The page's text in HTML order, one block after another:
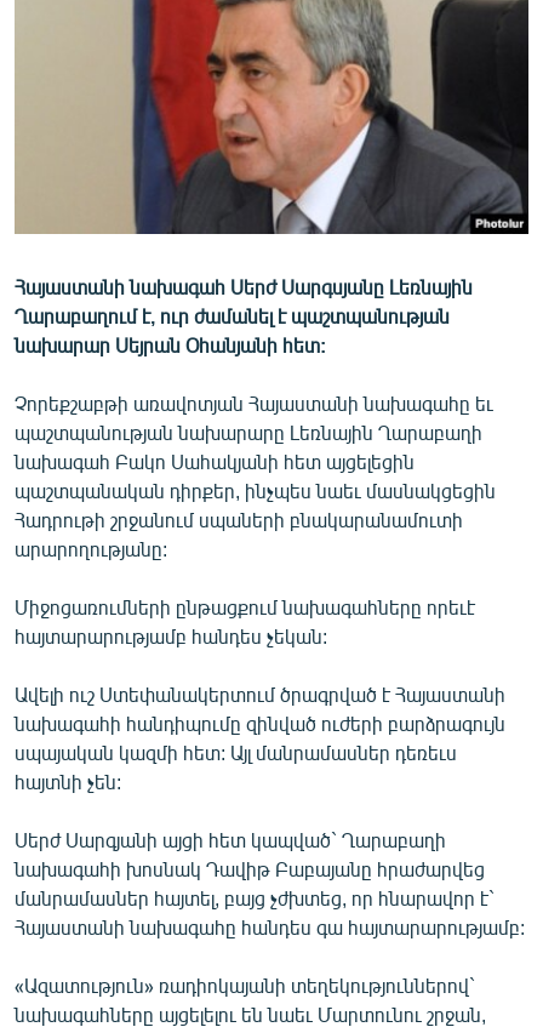
ՊԱՏԵՐԱԶՄԻ 6 ՇԱԲԱԹՆԵՐԸ
ՄԻՋԱԶԳԱՅԻՆ
ՄԵԿՆԱԲԱՆՈՒԹՅՈՒՆ
ՏՏ ԵՒ ԻՆՏԵՐՆԵՏ
ԿՈՐՈՆԱՎԻՐՈՒՍ
ԱՐԽԻՎ
ՏԵՍԱՆՅՈՒԹԵՐ
ԲԱՆԱՎԵՃ
ՁԳՏԵԼՈՎ ԼԱՎԱԳՈՒՅՆԻՆ
ՓՈԴՔԱՍԹ
Հայերեն
English
Русский
ՀԵՏԵՎԵՔ ՄԵԶ
«Ազատության» բոլոր կայքերը
Հայաստանի նախագահ Սերժ Սարգսյանը Լեռնային
Ղարաբաղում է, ուր ժամանել է պաշտպանության
նախարար Սեյրան Օհանյանի հետ:
Չորեքշաբթի առավոտյան Հայաստանի նախագահը եւ
պաշտպանության նախարարը Լեռնային Ղարաբաղի
նախագահ Բակո Սահակյանի հետ այցելեցին
պաշտպանական դիրքեր, ինչպես նաեւ մասնակցեցին
Հադրութի շրջանում սպաների բնակարանամուտի
արարողությանը:
Միջոցառումների ընթացքում նախագահները որեւէ
հայտարարությամբ հանդես չեկան:
Ավելի ուշ Ստեփանակերտում ծրագրված է Հայաստանի
նախագահի հանդիպումը զինված ուժերի բարձրագույն
սպայական կազմի հետ: Այլ մանրամասներ դեռեւս
հայտնի չեն:
Սերժ Սարգյանի այցի հետ կապված` Ղարաբաղի
նախագահի խոսնակ Դավիթ Բաբայանը հրաժարվեց
մանրամասներ հայտել, բայց չժխտեց, որ հնարավոր է`
Հայաստանի նախագահը հանդես գա հայտարարությամբ:
«Ազատություն» ռադիոկայանի տեղեկություններով`
նախագահները այցելելու են նաեւ Մարտունու շրջան,